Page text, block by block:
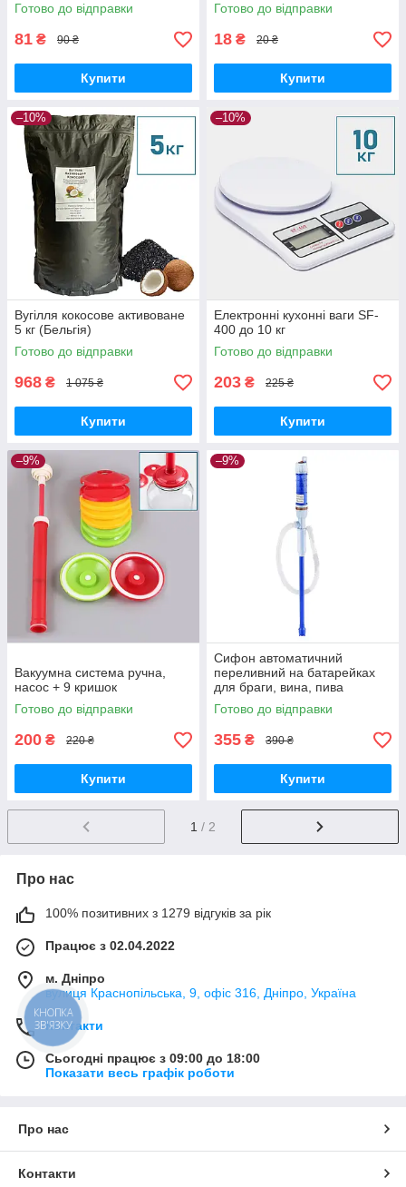
Готово до відправки
81 ₴ 90 ₴
Купити
Готово до відправки
18 ₴ 20 ₴
Купити
–10%
Вугілля кокосове активоване
5 кг (Бельгія)
Готово до відправки
968 ₴ 1 075 ₴
Купити
–10%
Електронні кухонні ваги SF-
400 до 10 кг
Готово до відправки
203 ₴ 225 ₴
Купити
–9%
Вакуумна система ручна,
насос + 9 кришок
Готово до відправки
200 ₴ 220 ₴
Купити
–9%
Сифон автоматичний
переливний на батарейках
для браги, вина, пива
Готово до відправки
355 ₴ 390 ₴
Купити
1 / 2
Про нас
100% позитивних з 1279 відгуків за рік
Працює з 02.04.2022
м. Дніпро
вулиця Краснопільська, 9, офіс 316, Дніпро, Україна
Контакти
Сьогодні працює з 09:00 до 18:00
Показати весь графік роботи
Про нас
Контакти